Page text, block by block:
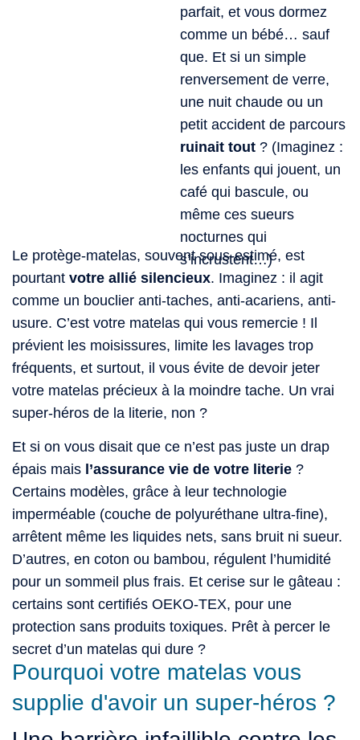
parfait, et vous dormez
comme un bébé… sauf
que. Et si un simple
renversement de verre,
une nuit chaude ou un
petit accident de parcours
ruinait tout ? (Imaginez :
les enfants qui jouent, un
café qui bascule, ou
même ces sueurs
nocturnes qui
s’incrustent…)
Le protège-matelas, souvent sous-estimé, est
pourtant votre allié silencieux. Imaginez : il agit
comme un bouclier anti-taches, anti-acariens, anti-
usure. C’est votre matelas qui vous remercie ! Il
prévient les moisissures, limite les lavages trop
fréquents, et surtout, il vous évite de devoir jeter
votre matelas précieux à la moindre tache. Un vrai
super-héros de la literie, non ?
Et si on vous disait que ce n’est pas juste un drap
épais mais l’assurance vie de votre literie ?
Certains modèles, grâce à leur technologie
imperméable (couche de polyuréthane ultra-fine),
arrêtent même les liquides nets, sans bruit ni sueur.
D’autres, en coton ou bambou, régulent l’humidité
pour un sommeil plus frais. Et cerise sur le gâteau :
certains sont certifiés OEKO-TEX, pour une
protection sans produits toxiques. Prêt à percer le
secret d’un matelas qui dure ?
Pourquoi votre matelas vous
supplie d'avoir un super-héros ?